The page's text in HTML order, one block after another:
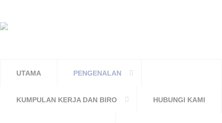
UTAMA PENGENALAN
KUMPULAN KERJA DAN BIRO HUBUNGI KAMI